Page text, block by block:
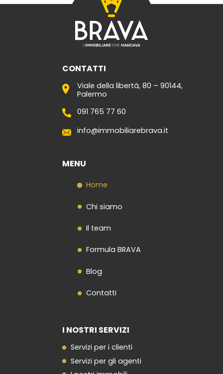
Formula BRAVA
Servizi per i clienti
I nostri immobili
Blog
Contatti
CONTATTI
Viale della libertà, 80 – 90144,
Palermo
091 765 77 60
info@immobiliarebrava.it
MENU
Home
Chi siamo
Il team
Formula BRAVA
Blog
Contatti
I NOSTRI SERVIZI
Servizi per i clienti
Servizi per gli agenti